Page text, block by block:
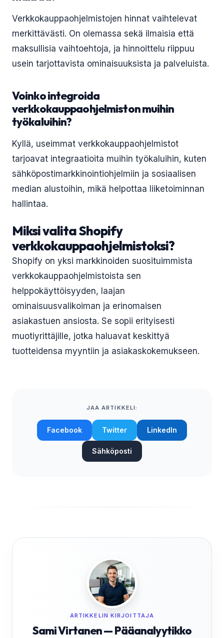
Verkkokauppaohjelmistojen hinnat vaihtelevat
merkittävästi. On olemassa sekä ilmaisia että
maksullisia vaihtoehtoja, ja hinnoittelu riippuu
usein tarjottavista ominaisuuksista ja palveluista.
Voinko integroida
verkkokauppaohjelmiston muihin
työkaluihin?
Kyllä, useimmat verkkokauppaohjelmistot
tarjoavat integraatioita muihin työkaluihin, kuten
sähköpostimarkkinointiohjelmiin ja sosiaalisen
median alustoihin, mikä helpottaa liiketoiminnan
hallintaa.
Miksi valita Shopify
verkkokauppaohjelmistoksi?
Shopify on yksi markkinoiden suosituimmista
verkkokauppaohjelmistoista sen
helppokäyttöisyyden, laajan
ominaisuusvalikoiman ja erinomaisen
asiakastuen ansiosta. Se sopii erityisesti
muotiyrittäjille, jotka haluavat keskittyä
tuotteidensa myyntiin ja asiakaskokemukseen.
JAA ARTIKKELI:
Facebook Twitter LinkedIn
Sähköposti
ARTIKKELIN KIRJOITTAJA
Sami Virtanen — Pääanalyytikko